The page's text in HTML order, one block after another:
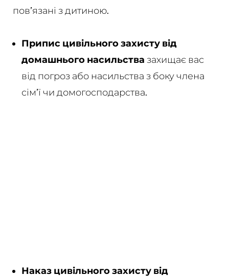
пов’язані з дитиною.
Припис цивільного захисту від
домашнього насильства захищає вас
від погроз або насильства з боку члена
сім’ї чи домогосподарства.
Наказ цивільного захисту від